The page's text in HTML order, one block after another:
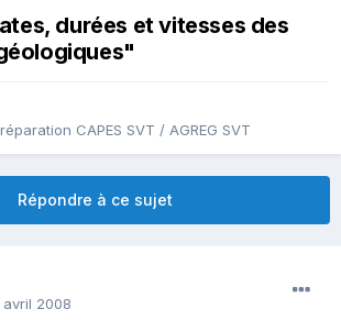
durées et vitesses des
CAPES SVT / AGREG SVT
Répondre à ce sujet
avril 2008